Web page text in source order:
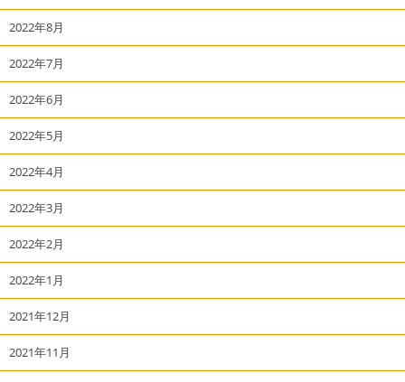
2022年8月
2022年7月
2022年6月
2022年5月
2022年4月
2022年3月
2022年2月
2022年1月
2021年12月
2021年11月